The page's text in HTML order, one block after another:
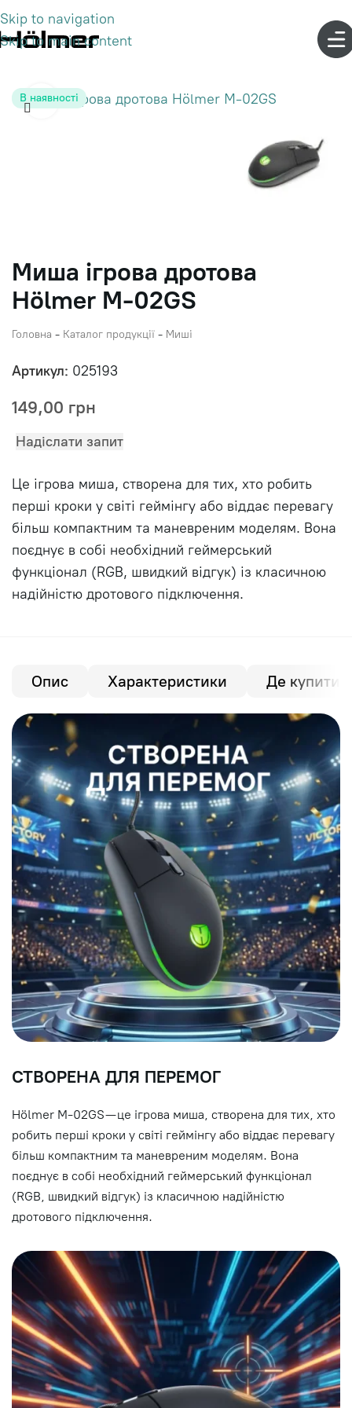
Skip to navigation
Skip to main content
В наявностіClick to enlarge
Миша ігрова дротова
Hölmer M-02GS
Головна - Каталог продукції - Миші
Артикул: 025193
149,00 грн
Надіслати запит
Це ігрова миша, створена для тих, хто робить
перші кроки у світі геймінгу або віддає перевагу
більш компактним та маневреним моделям. Вона
поєднує в собі необхідний геймерський
функціонал (RGB, швидкий відгук) із класичною
надійністю дротового підключення.
Опис Характеристики Де купити?
СТВОРЕНА ДЛЯ ПЕРЕМОГ
Hölmer M-02GS — це ігрова миша, створена для тих, хто
робить перші кроки у світі геймінгу або віддає перевагу
більш компактним та маневреним моделям. Вона
поєднує в собі необхідний геймерський функціонал
(RGB, швидкий відгук) із класичною надійністю
дротового підключення.